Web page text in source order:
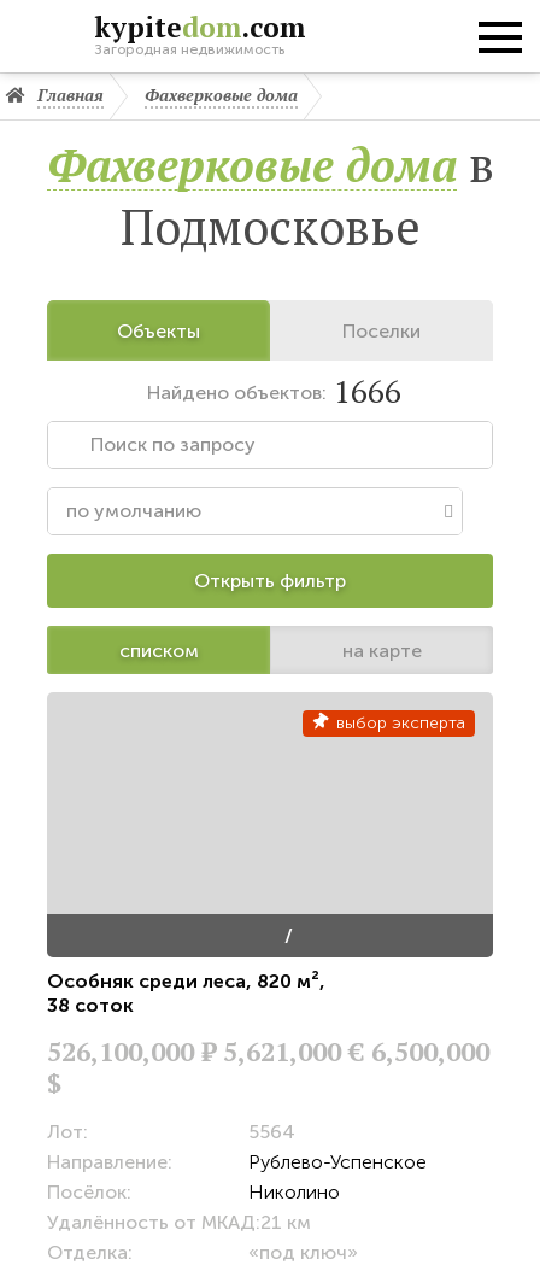
kypitedom.com
Загородная недвижимость
Главная Фахверковые дома
Фахверковые домав
Подмосковье
Объекты Поселки
Найденообъектов: 1666
Открыть фильтр
списком на карте
выбор эксперта
/
Особняк среди леса, 820 м²,
38 соток
526,100,000Р 5,621,000 € 6,500,000
$
Лот:
5564
Направление:
Рублево-Успенское
Посёлок:
Николино
Удалённость от МКАД:21 км
Отделка:
«под ключ»